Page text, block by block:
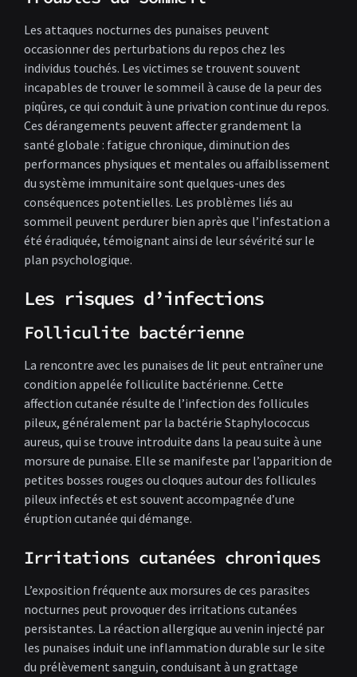
Les attaques nocturnes des punaises peuvent
occasionner des perturbations du repos chez les
individus touchés. Les victimes se trouvent souvent
incapables de trouver le sommeil à cause de la peur des
piqûres, ce qui conduit à une privation continue du repos.
Ces dérangements peuvent affecter grandement la
santé globale : fatigue chronique, diminution des
performances physiques et mentales ou affaiblissement
du système immunitaire sont quelques-unes des
conséquences potentielles. Les problèmes liés au
sommeil peuvent perdurer bien après que l’infestation a
été éradiquée, témoignant ainsi de leur sévérité sur le
plan psychologique.
Les risques d’infections
Folliculite bactérienne
La rencontre avec les punaises de lit peut entraîner une
condition appelée folliculite bactérienne. Cette
affection cutanée résulte de l’infection des follicules
pileux, généralement par la bactérie Staphylococcus
aureus, qui se trouve introduite dans la peau suite à une
morsure de punaise. Elle se manifeste par l’apparition de
petites bosses rouges ou cloques autour des follicules
pileux infectés et est souvent accompagnée d’une
éruption cutanée qui démange.
Irritations cutanées chroniques
L’exposition fréquente aux morsures de ces parasites
nocturnes peut provoquer des irritations cutanées
persistantes. La réaction allergique au venin injecté par
les punaises induit une inflammation durable sur le site
du prélèvement sanguin, conduisant à un grattage